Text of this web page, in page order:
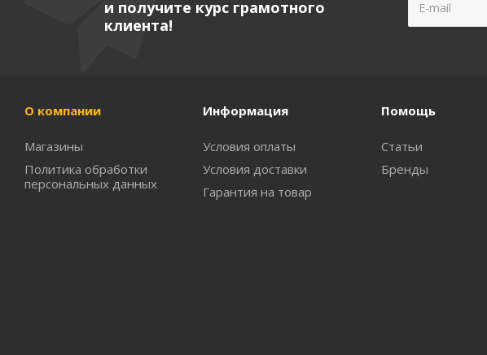
и получите курс грамотного
клиента!
О компании
Магазины
Политика обработки
персональных данных
Информация
Условия оплаты
Условия доставки
Гарантия на товар
Помощь
Статьи
Бренды